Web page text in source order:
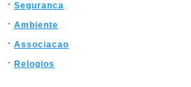
Seguranca
Ambiente
Associacao
Relogios